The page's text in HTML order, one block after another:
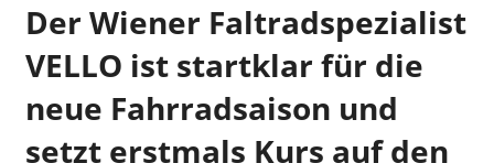
Der Wiener Faltradspezialist
VELLO ist startklar für die
neue Fahrradsaison und
setzt erstmals Kurs auf den